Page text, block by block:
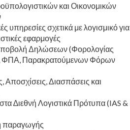
και Οικονομικών
υπηρεσίες σχετικά με λογισμικό για
εφαρμογές
Δηλώσεων (Φορολογίας
ΦΠΑ, Παρακρατούμενων Φόρων
Αποσχίσεις, Διασπάσεις και
∆ιεθνή Λογιστικά Πρότυπα (IAS &
παραγωγής